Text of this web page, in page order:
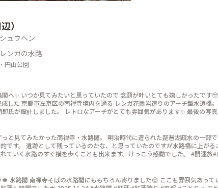
）
ュウヘン
ンガの水路
円山公園
へ✨ いつか見てみたいと思っていたので 念願が叶いとても嬉しかったです
した 京都市左京区の南禅寺境内を通る レンガ花崗岩造りのアーチ型水道橋
氏が設計しました。 レトロなアーチがとても雰囲気があります✨ 最後の写
路横の道を散策しながら 駅に向かいました👣 #南禅寺水路閣 #京都 #開運旅 #
っと見てみたかった南禅寺・水路閣。 明治時代に造られた琵琶湖疏水の一部
です。 遺跡として残っているのかな、と思っていたのですが水路橋に上がる
ていく水路のすぐ横を歩くことも出来ます。けっこう感動でした。 #開運旅
🍁 水路閣 南禅寺そばの水路閣にももちろん寄りました😊 ここも雰囲気あっ